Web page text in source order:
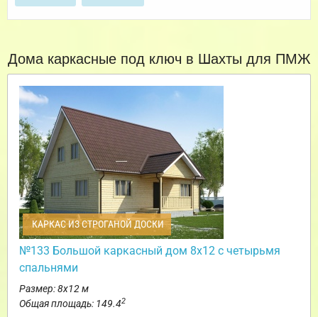
Дома каркасные под ключ в Шахты для ПМЖ
КАРКАС ИЗ СТРОГАНОЙ ДОСКИ
№133 Большой каркасный дом 8х12 с четырьмя
спальнями
Размер: 8х12 м
Общая площадь: 149.42